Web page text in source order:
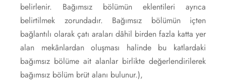
belirlenir. Bağımsız bölümün eklentileri ayrıca
belirtilmek zorundadır. Bağımsız bölümün içten
bağlantılı olarak çatı araları dâhil birden fazla katta yer
alan mekânlardan oluşması halinde bu katlardaki
bağımsız bölüme ait alanlar birlikte değerlendirilerek
bağımsız bölüm brüt alanı bulunur.),